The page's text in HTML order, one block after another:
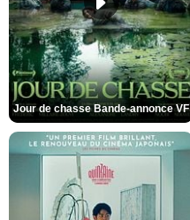
Jour de chasse Bande-annonce VF